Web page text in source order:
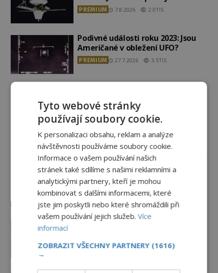
PREMIUM 7.8.2026 2.0TIS
Podivné události roku 2023: Jsou
Američané v obležení UFO?
PREMIUM 27.7.2026 3.5TIS
PREMIUM 4.7.2026
Záhady historie
Ayia Napa: Kyperské vodní
monstrum s mírumilovnou
povahou
7.8.2026 4.7TIS
Ztracený hrob svatého Mikuláše:
nejslavnější relikvii do Itálie
Tyto webové stránky
používají soubory cookie.
K personalizaci obsahu, reklam a analýze
návštěvnosti používáme soubory cookie.
Informace o vašem používání našich
stránek také sdílíme s našimi reklamními a
analytickými partnery, kteří je mohou
kombinovat s dalšími informacemi, které
jste jim poskytli nebo které shromáždili při
vašem používání jejich služeb.Více
informací
ZOBRAZIT VŠECHNY PARTNERY (1616)
→